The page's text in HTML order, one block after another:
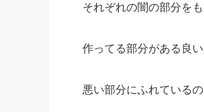
それぞれの闇の部分を
作ってる部分がある良
悪い部分にふれている